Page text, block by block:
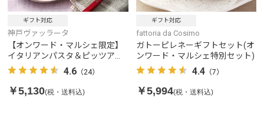
ギフト対応
神戸ヴァッラータ
【オンワード・マルシェ限定】
イタリアンパスタ＆ピッツアセ
ット（2人前） 4.6 （24）
￥5,130(税・送料込)
ギフト対応
fattoria da Cosimo
ガトーピレネーギフトセット(オ
ンワード・マルシェ特別セット)
4.4（7）
￥5,994(税・送料込)